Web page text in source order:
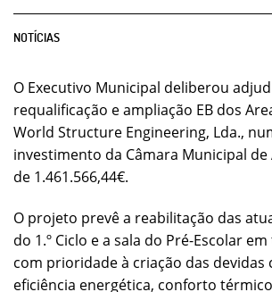
NOTÍCIAS
O Executivo Municipal deliberou
requalificação e ampliação EB dos
World Structure Engineering, Lda.,
investimento da Câmara Municipal
de 1.461.566,44€.
O projeto prevê a reabilitação das
do 1.º Ciclo e a sala do Pré-Escolar
com prioridade à criação das devidas
eficiência energética, conforto